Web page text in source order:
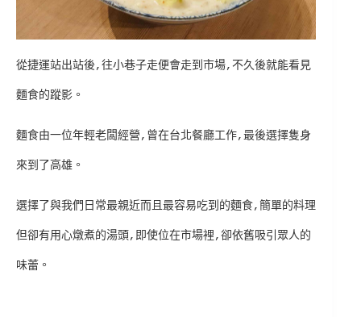
從捷運站出站後,往小巷子走便會走到市場,不久後就能看見
麵食的蹤影。
麵食由一位年輕老闆經營,曾在台北餐廳工作,最後選擇隻身
來到了高雄。
選擇了與我們日常最親近而且最容易吃到的麵食,簡單的料理
但卻有用心燉煮的湯頭,即使位在市場裡,卻依舊吸引眾人的
味蕾。